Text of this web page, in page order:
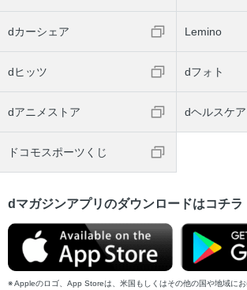
dカーシェア Lemino
dヒッツ dフォト
dアニメストア dヘルスケア
ドコモスポーツくじ
dマガジンアプリのダウンロードはコチラ
Appleのロゴ、App Storeは、米国もしくはその他の国や地域に